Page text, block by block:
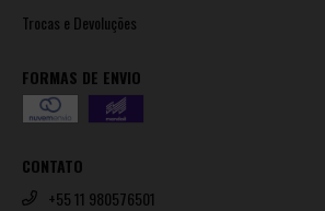
Trocas e Devoluções
FORMAS DE ENVIO
CONTATO
+55 11 980576501